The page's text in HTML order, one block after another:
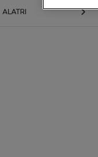
ALATRI